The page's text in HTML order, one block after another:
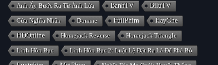
Anh Ấy Bước Ra Từ Ánh Lửa BanhTV BiluTV
Cửu Nghĩa Nhân Domme FullPhim HayGhe
HDOnline Homejack Reverse Homejack Triangle
Linh Hồn Bạc Linh Hồn Bạc 2: Luật Lệ Đặt Ra Là Để Phá Bỏ